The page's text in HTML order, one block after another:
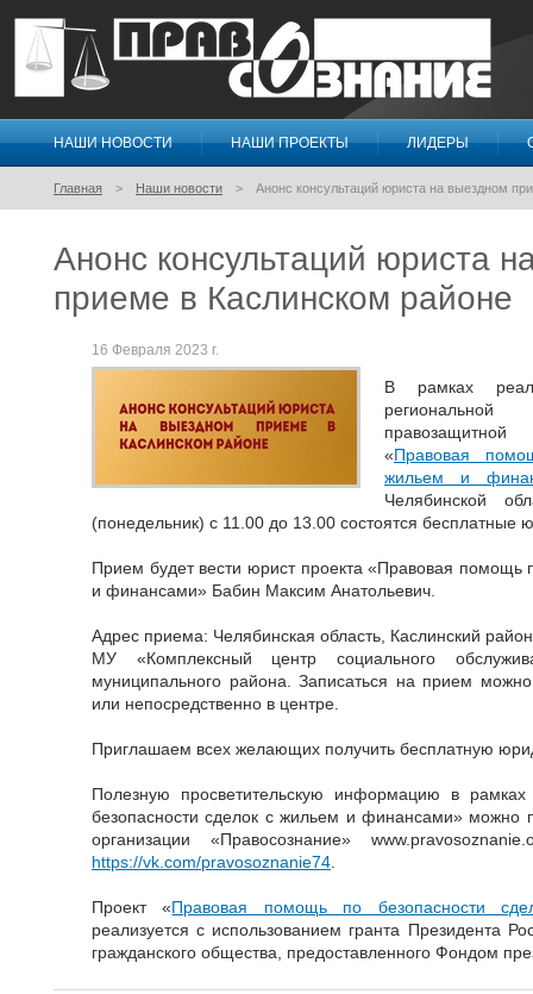
Правосознание
НАШИ НОВОСТИ НАШИ ПРОЕКТЫ ЛИДЕРЫ
Главная Наши новости Анонс консультаций юриста на выездном
Анонс консультаций юриста
приеме в Каслинском районе
16 Февраля 2023 г.
В рамках
правозащитной
«Правовая
жильем и
Челябинской
(понедельник) с 11.00 до 13.00 состоятся бесплатные
Прием будет вести юрист проекта «Правовая помощь
и финансами» Бабин Максим Анатольевич.
Адрес приема: Челябинская область, Каслинский
МУ «Комплексный центр социального
муниципального района. Записаться на прием
или непосредственно в центре.
Приглашаем всех желающих получить бесплатную
Полезную просветительскую информацию в
безопасности сделок с жильем и финансами» можно
организации «Правосознание»
https://vk.com/pravosoznanie74
Проект «Правовая помощь по безопасности
реализуется с использованием гранта Президента
гражданского общества, предоставленного Фондом